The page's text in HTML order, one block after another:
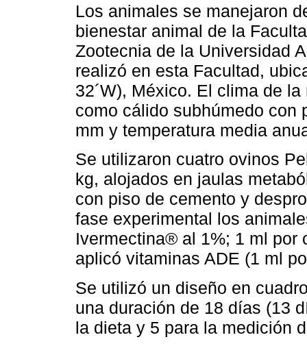
Los animales se manejaron
bienestar animal de la
Zootecnia de la Universidad
realizó en esta Facultad,
32´W), México. El clima de
como cálido subhúmedo con
mm y temperatura media
Se utilizaron cuatro ovinos
kg, alojados en jaulas
con piso de cemento y
fase experimental los
Ivermectina® al 1%; 1 ml por
aplicó vitaminas ADE (1 ml
Se utilizó un diseño en
una duración de 18 días (13
la dieta y 5 para la medición